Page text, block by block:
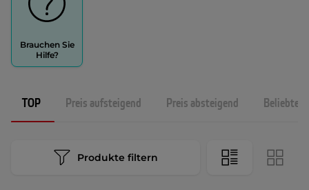
Brauchen Sie
Hilfe?
TOP Preis aufsteigend Preis absteigend
Produkte filtern